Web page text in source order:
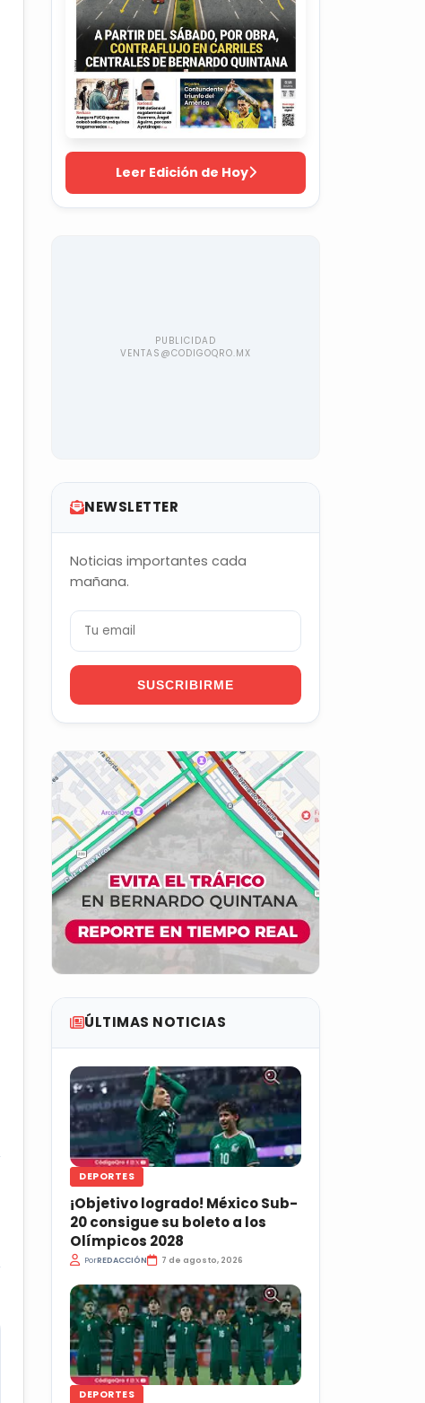
Leer Edición de Hoy
NEWSLETTER
Noticias importantes cada
mañana.
SUSCRIBIRME
ÚLTIMAS NOTICIAS
DEPORTES
¡Objetivo logrado! México Sub-
20 consigue su boleto a los
Olímpicos 2028
PorREDACCIÓN 7 de agosto, 2026
DEPORTES